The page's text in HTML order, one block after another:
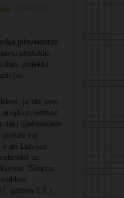
pilnveidotos
produktu,
projektu
ja tās veic
un vismaz
daļu īpašniekiem
vai
ir arī Latvijas
uz
“Eiropas
gadam 1.2.1.